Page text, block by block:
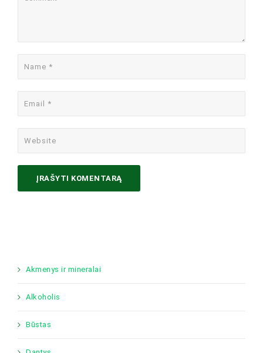
Akmenys ir mineralai
Alkoholis
Būstas